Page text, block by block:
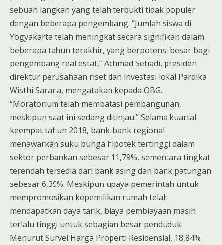
sebuah langkah yang telah terbukti tidak populer
dengan beberapa pengembang. “Jumlah siswa di
Yogyakarta telah meningkat secara signifikan dalam
beberapa tahun terakhir, yang berpotensi besar bagi
pengembang real estat,” Achmad Setiadi, presiden
direktur perusahaan riset dan investasi lokal Pardika
Wisthi Sarana, mengatakan kepada OBG.
“Moratorium telah membatasi pembangunan,
meskipun saat ini sedang ditinjau.” Selama kuartal
keempat tahun 2018, bank-bank regional
menawarkan suku bunga hipotek tertinggi dalam
sektor perbankan sebesar 11,79%, sementara tingkat
terendah tersedia dari bank asing dan bank patungan
sebesar 6,39%. Meskipun upaya pemerintah untuk
mempromosikan kepemilikan rumah telah
mendapatkan daya tarik, biaya pembiayaan masih
terlalu tinggi untuk sebagian besar penduduk.
Menurut Survei Harga Properti Residensial, 18,84%